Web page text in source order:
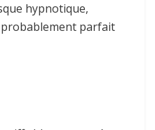
hypnotique,
parfait